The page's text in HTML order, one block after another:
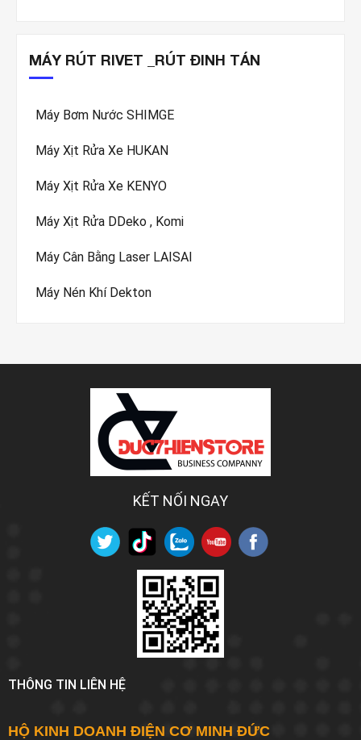
MÁY RÚT RIVET _RÚT ĐINH TÁN
Máy Bơm Nước SHIMGE
Máy Xịt Rửa Xe HUKAN
Máy Xịt Rửa Xe KENYO
Máy Xịt Rửa DDeko , Komi
Máy Cân Bằng Laser LAISAI
Máy Nén Khí Dekton
KẾT NỐI NGAY
THÔNG TIN LIÊN HỆ
HỘ KINH DOANH ĐIỆN CƠ MINH ĐỨC